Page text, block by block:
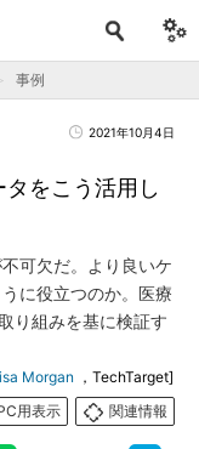
事例
2021年10月4日
タをこう活用し
可欠だ。より良いケ
に役立つのか。医療
り組みを基に検証す
Morgan ，TechTarget]
用表示
関連情報